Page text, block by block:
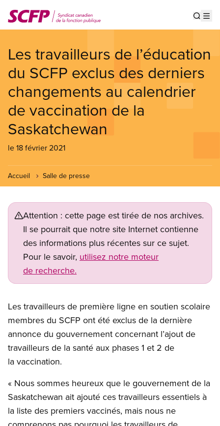
au
contenu
Les travailleurs de l’éducation
du SCFP exclus des derniers
changements au calendrier
de vaccination de la
Saskatchewan
le 18 février 2021
Accueil Salle de presse
Attention : cette page est tirée de nos archives.
Il se pourrait que notre site Internet contienne
des informations plus récentes sur ce sujet.
Pour le savoir, utilisez notre moteur
de recherche.
Les travailleurs de première ligne en soutien scolaire
membres du SCFP ont été exclus de la dernière
annonce du gouvernement concernant l’ajout de
travailleurs de la santé aux phases 1 et 2 de
la vaccination.
« Nous sommes heureux que le gouvernement de la
Saskatchewan ait ajouté ces travailleurs essentiels à
la liste des premiers vaccinés, mais nous ne